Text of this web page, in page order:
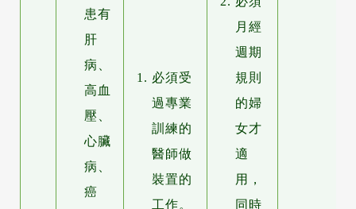
患有
肝
病、
高血
壓、
心臟
病、
癌
必須受
過專業
訓練的
醫師做
裝置的
工作。
月經
週期
規則
的婦
女才
適
用，
同時